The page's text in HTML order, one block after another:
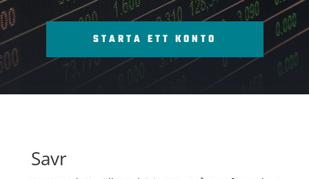
STARTA ETT KONTO
Savr